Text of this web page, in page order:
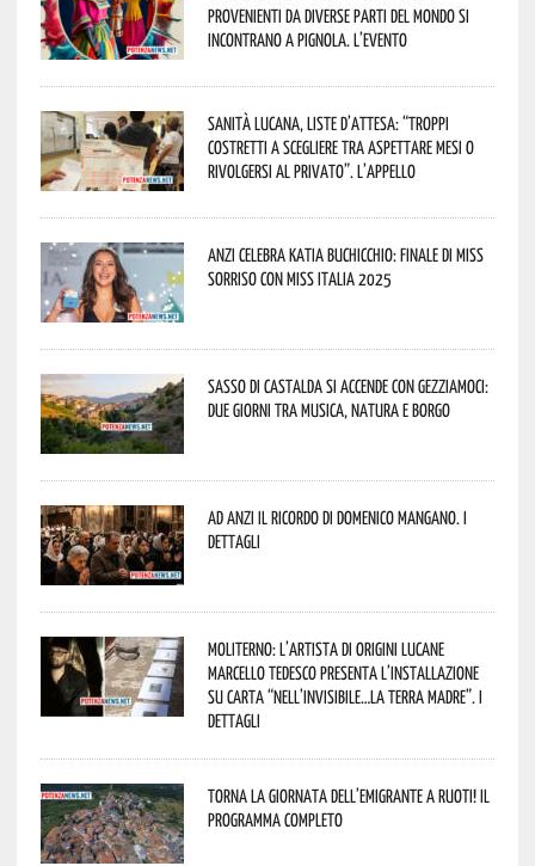
provenienti da diverse parti del mondo si
incontrano a Pignola. L’evento
Sanità lucana, liste d’attesa: “Troppi
costretti a scegliere tra aspettare mesi o
rivolgersi al privato”. L’appello
Anzi celebra Katia Buchicchio: finale di Miss
Sorriso con Miss Italia 2025
Sasso di Castalda si accende con Gezziamoci:
due giorni tra musica, natura e borgo
Ad Anzi il ricordo di Domenico Mangano. I
dettagli
Moliterno: l’artista di origini lucane
Marcello Tedesco presenta l’installazione
su carta “Nell’invisibile…la terra madre”. I
dettagli
Torna la Giornata dell’Emigrante a Ruoti! Il
programma completo